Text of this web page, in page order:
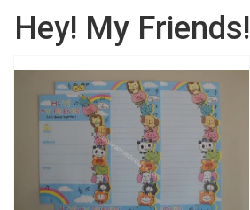
Hey! My Friends!